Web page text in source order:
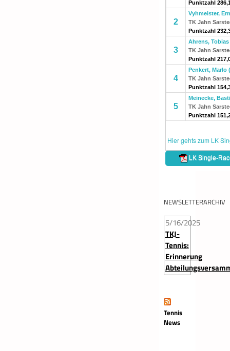
NEWSLETTERARCHIV
5/16/2025
TKJ-
Tennis:
Erinnerung
Tennis
News